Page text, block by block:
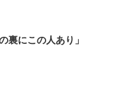
裏にこの人あり」